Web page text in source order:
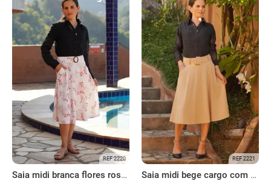
REF 2220
Saia midi branca flores rosas com bolsos
REF 2221
Saia midi bege cargo com bolsos